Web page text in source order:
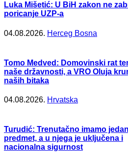
Luka Mišetić: U BiH zakon ne
poricanje UZP-a
04.08.2026. Herceg Bosna
Tomo Medved: Domovinski rat
naše državnosti, a VRO Oluja
naših bitaka
04.08.2026. Hrvatska
Turudić: Trenutačno imamo
predmet, a u njega je uključena i
nacionalna sigurnost